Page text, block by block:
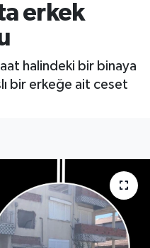
erkek
halindeki bir binaya
bir erkeğe ait ceset